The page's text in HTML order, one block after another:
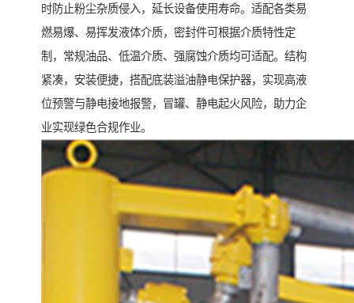
时防止粉尘杂质侵入，延长设备使用寿命。适配各类易
燃易爆、易挥发液体介质，密封件可根据介质特性定
制，常规油品、低温介质、强腐蚀介质均可适配。结构
紧凑，安装便捷，搭配底装溢油静电保护器，实现高液
位预警与静电接地报警，冒罐、静电起火风险，助力企
业实现绿色合规作业。